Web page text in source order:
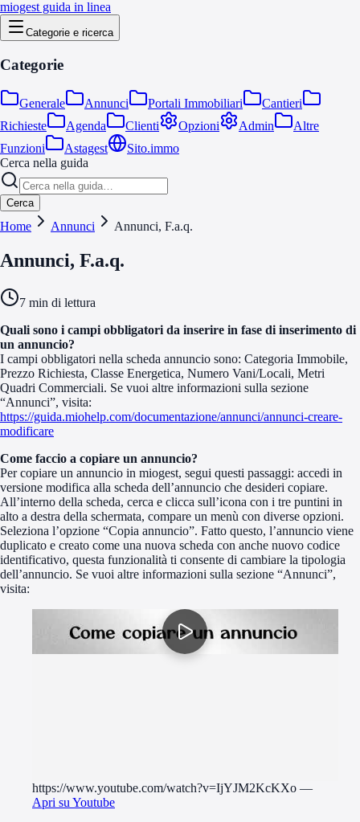
miogest guida in linea
Categorie e ricerca
Categorie
Generale Annunci Portali Immobiliari
Cantieri
Richieste
Agenda Clienti Opzioni Admin
Altre
Funzioni
Astagest
Sito.immo
Cerca nella guida
Cerca
Home Annunci Annunci, F.a.q.
Annunci, F.a.q.
7 min di lettura
Quali sono i campi obbligatori da inserire in fase di inserimento di
un annuncio?
I campi obbligatori nella scheda annuncio sono: Categoria Immobile,
Prezzo Richiesta, Classe Energetica, Numero Vani/Locali, Metri
Quadri Commerciali. Se vuoi altre informazioni sulla sezione
“Annunci”, visita:
https://guida.miohelp.com/documentazione/annunci/annunci-creare-
modificare
Come faccio a copiare un annuncio?
Per copiare un annuncio in miogest, segui questi passaggi: accedi in
versione modifica alla scheda dell’annuncio che desideri copiare.
All’interno della scheda, cerca e clicca sull’icona con i tre puntini in
alto a destra della schermata, compare un menù con diverse opzioni.
Seleziona l’opzione “Copia annuncio”. Fatto questo, l’annuncio viene
duplicato e creato come una nuova scheda con anche nuovo codice
identificativo, questa funzionalità ti consente di cambiare la tipologia
dell’annuncio. Se vuoi altre informazioni sulla sezione “Annunci”,
visita:
https://www.youtube.com/watch?v=IjYJM2KcKXo —
Apri su Youtube